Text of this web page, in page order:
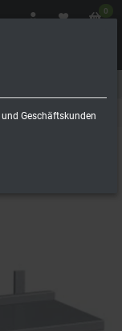
0
Geschäftskunden